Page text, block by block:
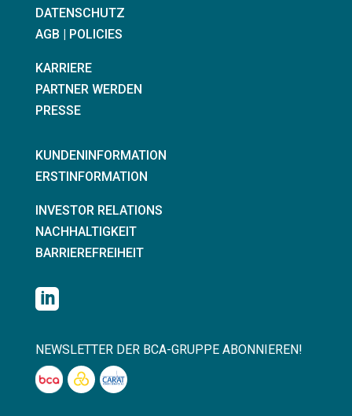
DATENSCHUTZ
AGB | POLICIES
KARRIERE
PARTNER WERDEN
PRESSE
KUNDENINFORMATION
ERSTINFORMATION
INVESTOR RELATIONS
NACHHALTIGKEIT
BARRIEREFREIHEIT

NEWSLETTER DER BCA-GRUPPE ABONNIEREN!